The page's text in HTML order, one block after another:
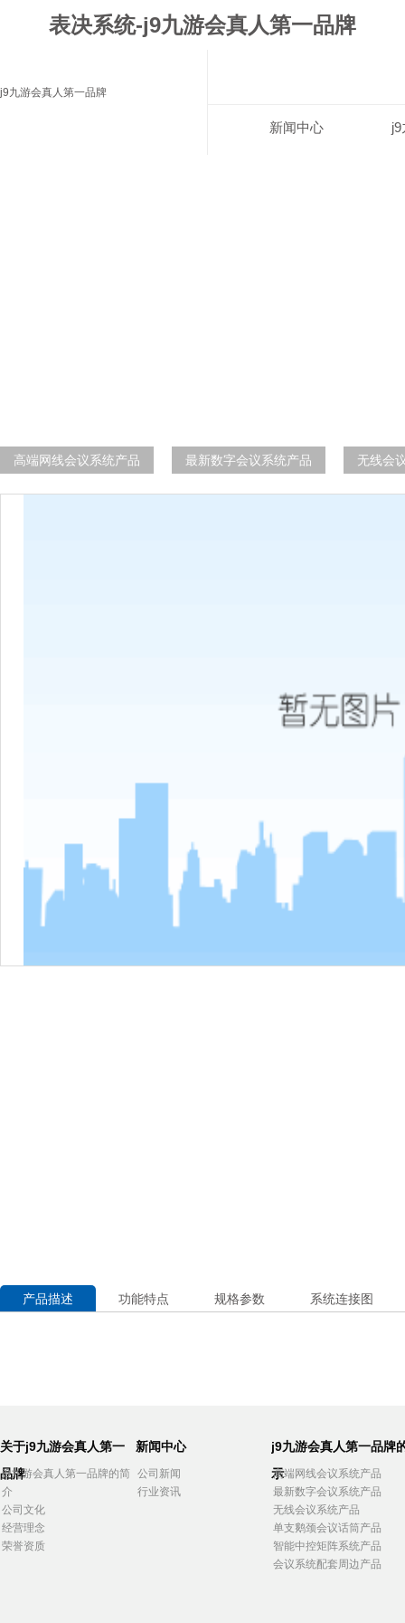
表决系统-j9九游会真人第一品牌
j9九游会真人第一品牌
新闻中心
高端网线会议系统产品 最新数字会议系统产品 无线会
产品描述 功能特点 规格参数 系统连接图
关于j9九游会真人第一
品牌
j9九游会真人第一品牌的简
介
公司文化
经营理念
荣誉资质
新闻中心
公司新闻
行业资讯
j9九游会真人第一品牌
示
高端网线会议系统产品
最新数字会议系统产品
无线会议系统产品
单支鹅颈会议话筒产品
智能中控矩阵系统产品
会议系统配套周边产品